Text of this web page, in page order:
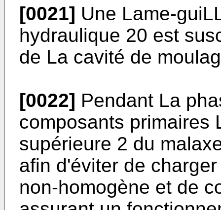
[0021] Une Lame-
hydraulique 20 est
de La cavité de
[0022] Pendant La
composants primaires
supérieure 2 du
afin d'éviter de
non-homogène et de